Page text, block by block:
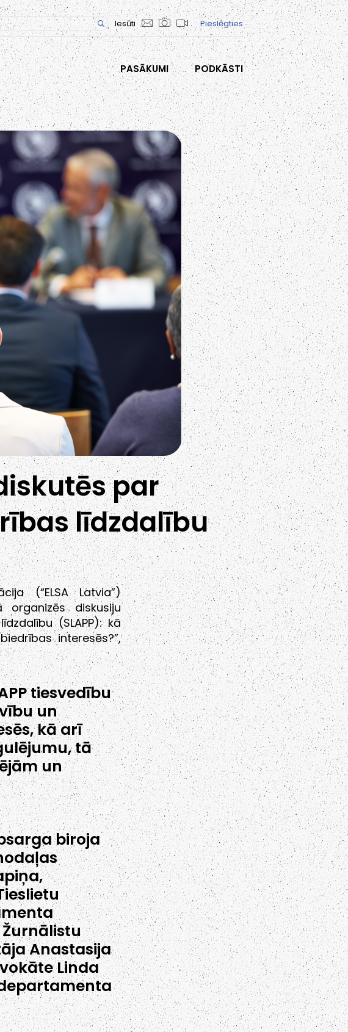
Iesūti Pieslēgties
PASĀKUMI PODKĀSTI
par
līdzdalību
(“ELSA Latvia”)
diskusiju
(SLAPP): kā
interesēs?”,
tiesvedību
un
kā arī
tā
un
biroja
Anastasija
Linda